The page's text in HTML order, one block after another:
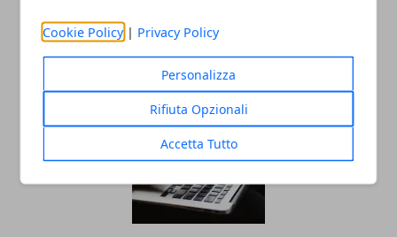
Cookie Policy | Privacy Policy
Personalizza
Rifiuta Opzionali
Accetta Tutto
ARTICOLI CORRELATI